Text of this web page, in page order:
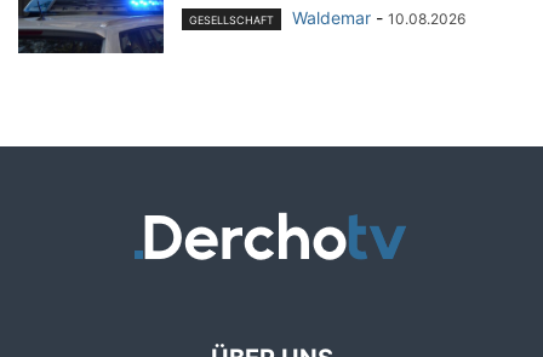
GESELLSCHAFT Waldemar - 10.08.2026